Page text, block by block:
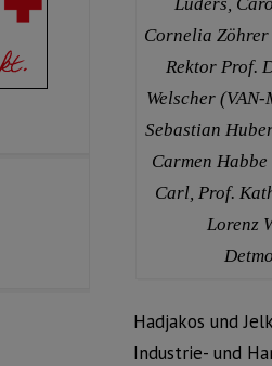
Lüders,
Cornelia
Rektor Prof.
Welscher
Sebastian
Carmen
Carl, Prof.
Lorenz
Hadjakos und
Industrie- und